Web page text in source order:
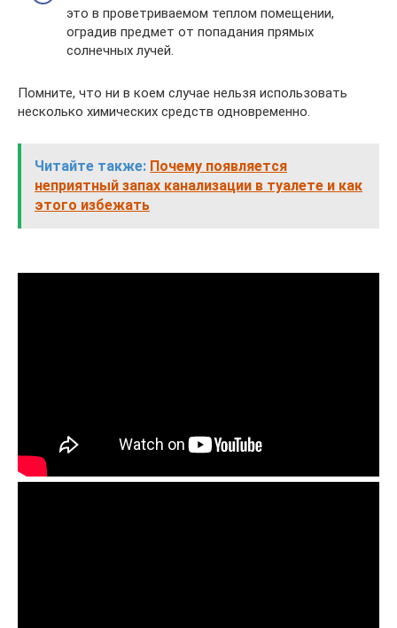
это в проветриваемом теплом помещении,
оградив предмет от попадания прямых
солнечных лучей.
Помните, что ни в коем случае нельзя использовать
несколько химических средств одновременно.
Читайте также: Почему появляется
неприятный запах канализации в туалете и как
этого избежать